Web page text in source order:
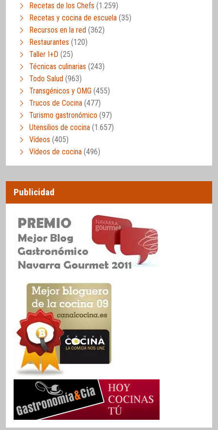
Recetas de los Chefs (1.259)
Recetas y cocina de escuela (35)
Recursos en la red (362)
Restaurantes (120)
Taller I+D (25)
Técnicas culinarias (243)
Todo Salud (963)
Transgénicos y OMG (455)
Trucos de Cocina (477)
Turismo gastronómico (97)
Utensilios de cocina (1.657)
Vídeos (405)
Vídeos de cocina (496)
Publicidad